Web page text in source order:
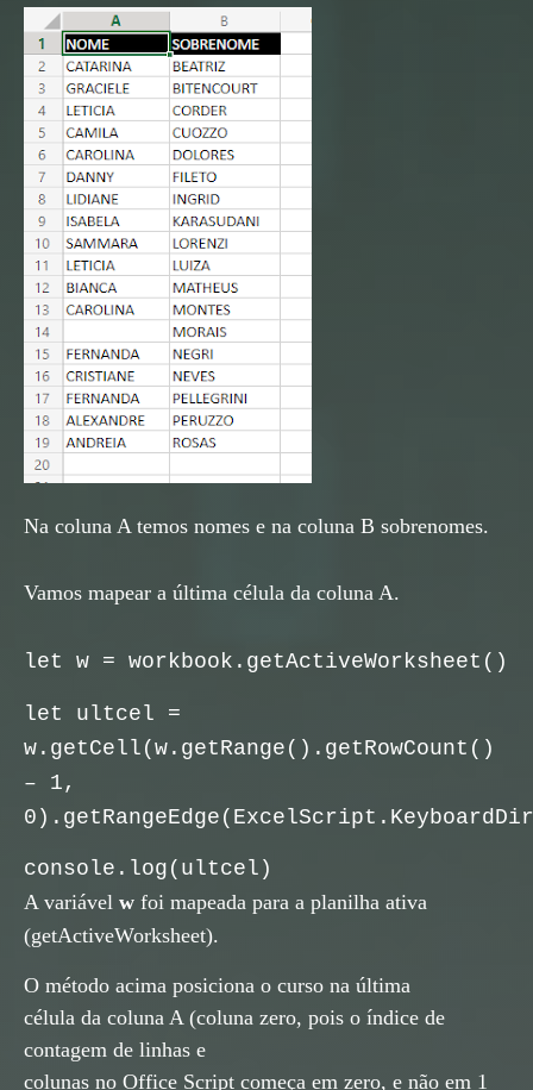
Na coluna A temos nomes e na coluna B sobrenomes.
Vamos mapear a última célula da coluna A.
let w = workbook.getActiveWorksheet()
let ultcel =
w.getCell(w.getRange().getRowCount()
– 1,
console.log(ultcel)
A variável w foi mapeada para a planilha ativa
(getActiveWorksheet).
O método acima posiciona o curso na última
célula da coluna A (coluna zero, pois o índice de
contagem de linhas e
colunas no Office Script começa em zero, e não em 1